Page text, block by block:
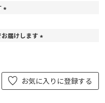
須届けします
)
お気に入りに登録する